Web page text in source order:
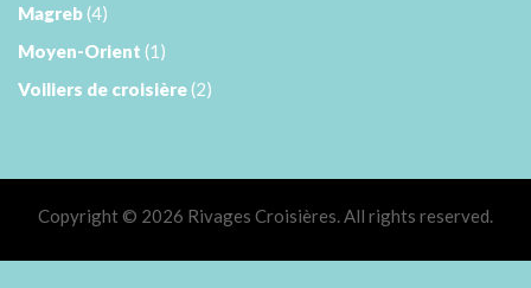
Magreb(4)
Moyen-Orient (1)
Voiliers de croisière(2)
Copyright © 2026 Rivages Croisières. All rights reserved.